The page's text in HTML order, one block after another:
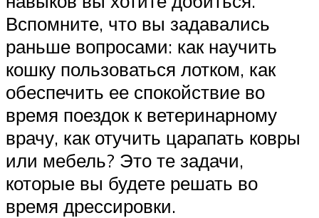
Вспомните, что вы задавались
раньше вопросами: как научить
кошку пользоваться лотком, как
обеспечить ее спокойствие во
время поездок к ветеринарному
врачу, как отучить царапать ковры
или мебель? Это те задачи,
которые вы будете решать во
время дрессировки.